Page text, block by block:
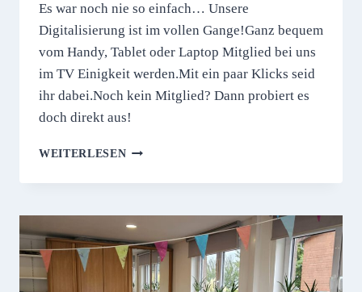
Es war noch nie so einfach… Unsere
Digitalisierung ist im vollen Gange!Ganz bequem
vom Handy, Tablet oder Laptop Mitglied bei uns
im TV Einigkeit werden.Mit ein paar Klicks seid
ihr dabei.Noch kein Mitglied? Dann probiert es
doch direkt aus!
WEITERLESENMITGLIED